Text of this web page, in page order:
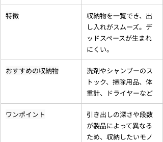
特徴
収納物を一覧でき、出
し入れがスムーズ。デ
ッドスペースが生まれ
にくい。
おすすめの収納物
洗剤やシャンプーのス
トック、掃除用品、体
重計、ドライヤーなど
ワンポイント
引き出しの深さや段数
が製品によって異なる
ため、収納したいモノ